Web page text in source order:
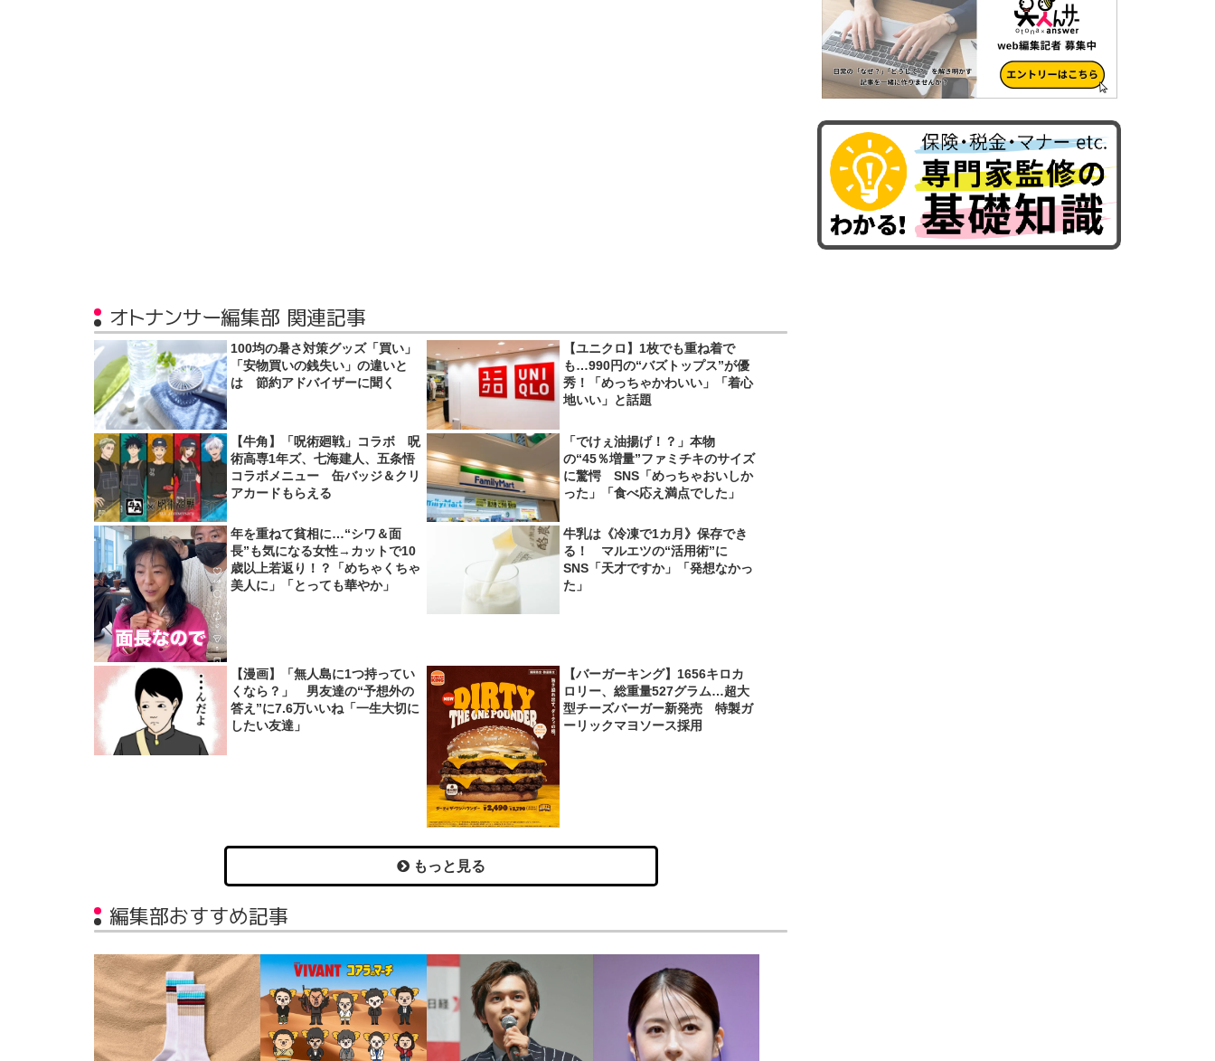
オトナンサー編集部 関連記事
100均の暑さ対策グッズ「買い」
「安物買いの銭失い」の違いと
は 節約アドバイザーに聞く
【ユニクロ】1枚でも重ね着で
も…990円の“バズトップス”が優
秀！「めっちゃかわいい」「着心
地いい」と話題
【牛角】「呪術廻戦」コラボ 呪
術高専1年ズ、七海建人、五条悟
コラボメニュー 缶バッジ＆クリ
アカードもらえる
「でけぇ油揚げ！？」本物
の“45％増量”ファミチキのサイズ
に驚愕 SNS「めっちゃおいしか
った」「食べ応え満点でした」
年を重ねて貧相に…“シワ＆面
長”も気になる女性→カットで10
歳以上若返り！？「めちゃくちゃ
美人に」「とっても華やか」
牛乳は《冷凍で1カ月》保存でき
る！ マルエツの“活用術”に
SNS「天才ですか」「発想なかっ
た」
【漫画】「無人島に1つ持ってい
くなら？」 男友達の“予想外の
答え”に7.6万いいね「一生大切に
したい友達」
【バーガーキング】1656キロカ
ロリー、総重量527グラム…超大
型チーズバーガー新発売 特製ガ
ーリックマヨソース採用
もっと見る
編集部おすすめ記事